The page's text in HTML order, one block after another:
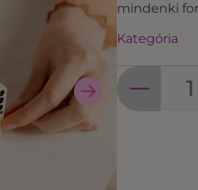
mindenki
Kategória